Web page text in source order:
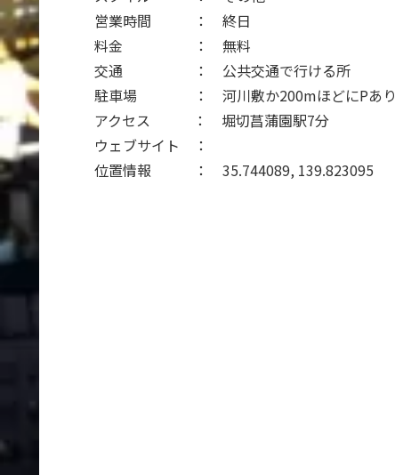
営業時間 ： 終日
料金 ： 無料
交通 ： 公共交通で行ける所
駐車場 ： 河川敷か200mほどにPあり
アクセス ： 堀切菖蒲園駅7分
ウェブサイト ：
位置情報 ： 35.744089, 139.823095